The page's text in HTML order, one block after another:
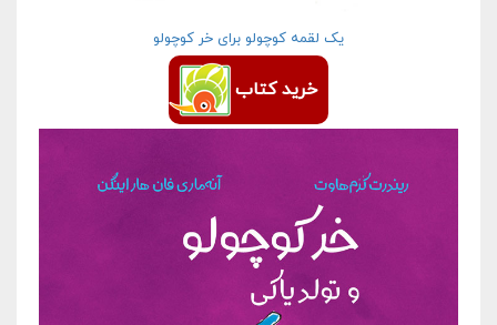
یک لقمه کوچولو برای خر کوچولو
خرید کتاب